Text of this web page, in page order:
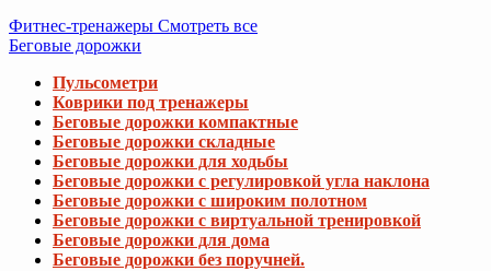
Фитнес-тренажеры Смотреть все
Беговые дорожки
Пульсометри
Коврики под тренажеры
Беговые дорожки компактные
Беговые дорожки складные
Беговые дорожки для ходьбы
Беговые дорожки с регулировкой угла наклона
Беговые дорожки с широким полотном
Беговые дорожки с виртуальной тренировкой
Беговые дорожки для дома
Беговые дорожки без поручней.